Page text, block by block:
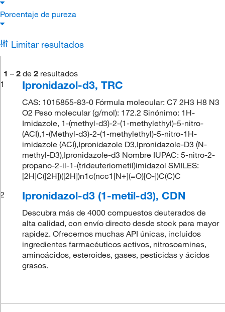
Porcentaje de pureza
Limitar resultados
1 – 2 de 2 resultados
1
Ipronidazol-d3, TRC
CAS: 1015855-83-0 Fórmula molecular: C7 2H3 H8 N3
O2 Peso molecular (g/mol): 172.2 Sinónimo: 1H-
Imidazole, 1-(methyl-d3)-2-(1-methylethyl)-5-nitro-
(ACI),1-(Methyl-d3)-2-(1-methylethyl)-5-nitro-1H-
imidazole (ACI),Ipronidazole D3,Ipronidazole-D3 (N-
methyl-D3),Ipronidazole-d3 Nombre IUPAC: 5-nitro-2-
propano-2-il-1-(trideuteriometil)imidazol SMILES:
[2H]C([2H])([2H])n1c(ncc1[N+](=O)[O-])C(C)C
2
Ipronidazol-d3 (1-metil-d3), CDN
Descubra más de 4000 compuestos deuterados de
alta calidad, con envío directo desde stock para mayor
rapidez. Ofrecemos muchas API únicas, incluidos
ingredientes farmacéuticos activos, nitrosoaminas,
aminoácidos, esteroides, gases, pesticidas y ácidos
grasos.